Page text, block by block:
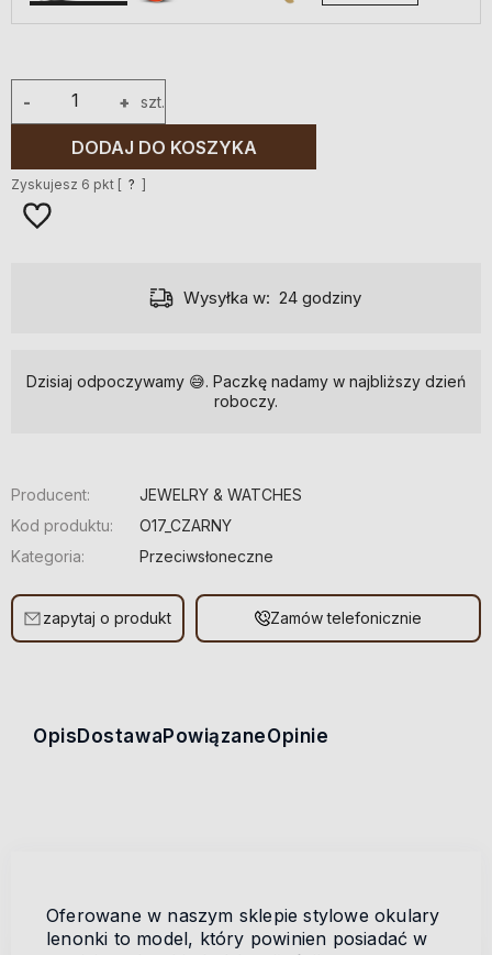
+
- szt.
DODAJ DO KOSZYKA
Zyskujesz 6 pkt [ ? ]
Wysyłka w: 24 godziny
Dzisiaj odpoczywamy 😅. Paczkę nadamy w najbliższy dzień
roboczy.
Producent:
JEWELRY & WATCHES
Kod produktu:
O17_CZARNY
Kategoria:
Przeciwsłoneczne
zapytaj o produkt Zamów telefonicznie
Opis Dostawa PowiązaneOpinie
Oferowane w naszym sklepie stylowe okulary
lenonki to model, który powinien posiadać w